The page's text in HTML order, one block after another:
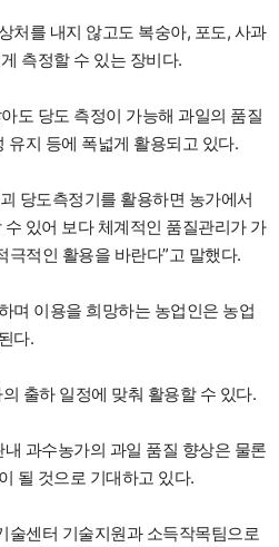
처를 내지 않고도 복숭아, 포도, 사과
측정할 수 있는 장비다.
도 당도 측정이 가능해 과일의 품질
유지 등에 폭넓게 활용되고 있다.
당도측정기를 활용하면 농가에서
있어 보다 체계적인 품질관리가 가
극적인 활용을 바란다”고 말했다.
며 이용을 희망하는 농업인은 농업
다.
출하 일정에 맞춰 활용할 수 있다.
과수농가의 과일 품질 향상은 물론
될 것으로 기대하고 있다.
술센터 기술지원과 소득작목팀으로